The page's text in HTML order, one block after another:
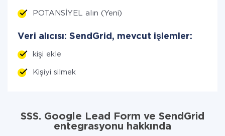
POTANSİYEL alın (Yeni)
Veri alıcısı: SendGrid, mevcut işlemler:
kişi ekle
Kişiyi silmek
SSS. Google Lead Form ve SendGrid
entegrasyonu hakkında